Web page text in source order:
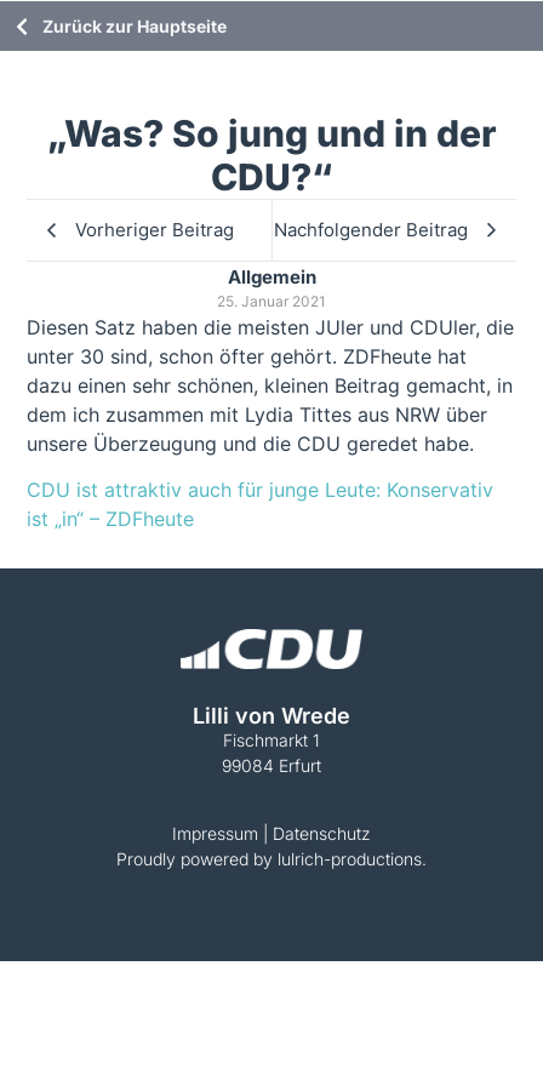
Zurück zur Hauptseite
„Was? So jung und in der
CDU?“
Vorheriger Beitrag Nachfolgender Beitrag
Allgemein
25. Januar 2021
Diesen Satz haben die meisten JUler und CDUler, die
unter 30 sind, schon öfter gehört. ZDFheute hat
dazu einen sehr schönen, kleinen Beitrag gemacht, in
dem ich zusammen mit Lydia Tittes aus NRW über
unsere Überzeugung und die CDU geredet habe.
CDU ist attraktiv auch für junge Leute: Konservativ
ist „in“ – ZDFheute
Lilli von Wrede
Fischmarkt 1
99084 Erfurt
Impressum
Datenschutz
Proudly powered by lulrich-productions.